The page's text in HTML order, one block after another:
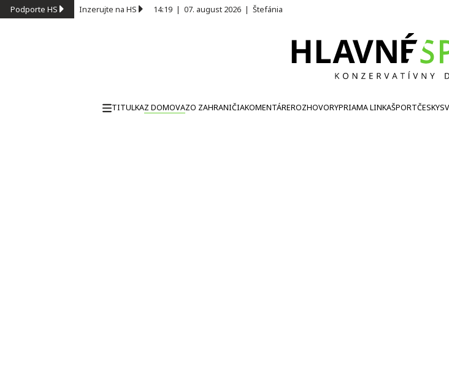
Podporte HS Inzerujte na HS 14:19 | 07. august 2026 | Štefánia
TITULKAZ DOMOVAZO ZAHRANIČIAKOMENTÁREROZHOVORYPRIAMA LINKAŠPORTČESKY